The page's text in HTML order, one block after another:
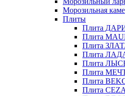
Морозильная
Плиты
Плита
Плита
Плита
Плита
Плита
Плита
Плита
Плита